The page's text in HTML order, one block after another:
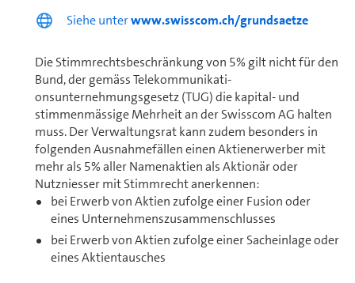
Siehe unterwww.swisscom.ch/grundsaetze
Die Stimmrechtsbeschränkung von 5% gilt nicht für den
Bund, der gemäss Te­le­kom­mu­ni­ka­ti­
onsunternehmungs­gesetz (TUG) die kapital- und
stimmenmässige Mehrheit an der Swisscom AG halten
muss. Der Ver­wal­tungs­rat kann zudem besonders in
folgenden Ausnahmefällen einen Aktien­erwerber mit
mehr als 5% aller Namen­aktien als Aktionär oder
Nutzniesser mit Stimmrecht anerkennen:
bei Erwerb von Aktien zufolge einer Fusion oder
eines Un­ter­neh­mens­zusammenschlusses
bei Erwerb von Aktien zufolge einer Sacheinlage oder
eines Aktientausches